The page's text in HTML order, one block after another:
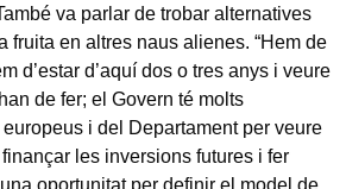
va parlar de trobar alternatives
fruita en altres naus alienes. “Hem de
d’estar d’aquí dos o tres anys i veure
de fer; el Govern té molts
i del Departament per veure
les inversions futures i fer
oportunitat per definir el model de